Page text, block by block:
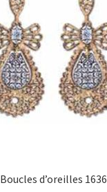
Boucles d’oreilles 1636